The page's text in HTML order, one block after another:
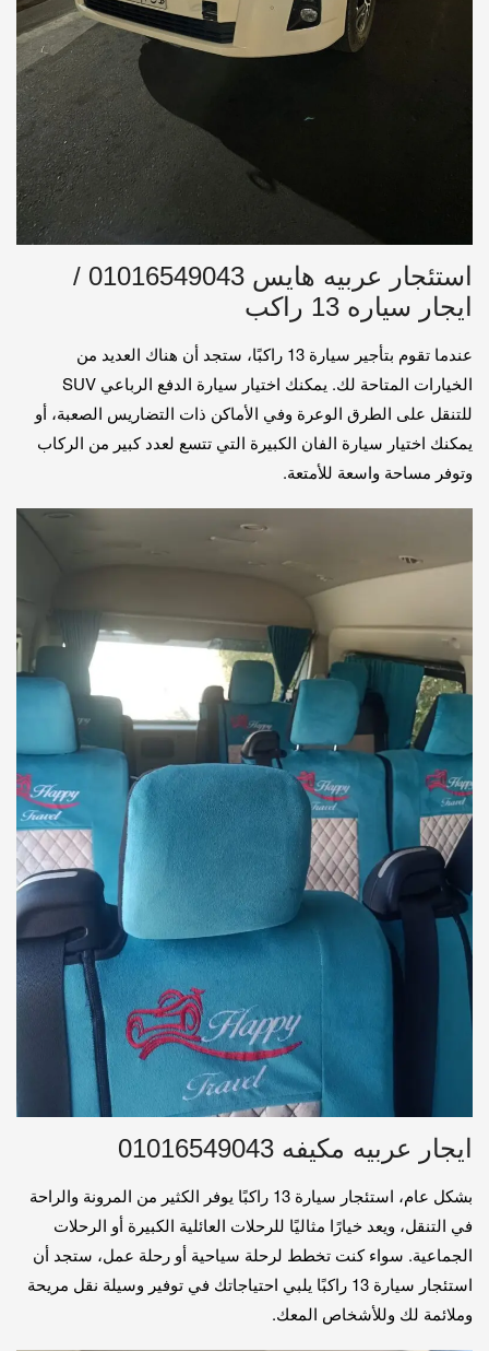
استئجار عربيه هايس 01016549043 /
ايجار سياره 13 راكب
عندما تقوم بتأجير سيارة 13 راكبًا، ستجد أن هناك العديد من
الخيارات المتاحة لك. يمكنك اختيار سيارة الدفع الرباعي SUV
للتنقل على الطرق الوعرة وفي الأماكن ذات التضاريس الصعبة، أو
يمكنك اختيار سيارة الفان الكبيرة التي تتسع لعدد كبير من الركاب
وتوفر مساحة واسعة للأمتعة.
ايجار عربيه مكيفه 01016549043
بشكل عام، استئجار سيارة 13 راكبًا يوفر الكثير من المرونة والراحة
في التنقل، ويعد خيارًا مثاليًا للرحلات العائلية الكبيرة أو الرحلات
الجماعية. سواء كنت تخطط لرحلة سياحية أو رحلة عمل، ستجد أن
استئجار سيارة 13 راكبًا يلبي احتياجاتك في توفير وسيلة نقل مريحة
وملائمة لك وللأشخاص المعك.